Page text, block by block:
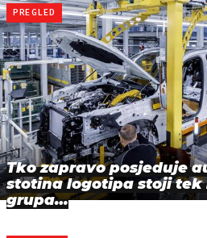
PREGLED
Tko zapravo posjeduje
stotina logotipa stoji tek
grupa…